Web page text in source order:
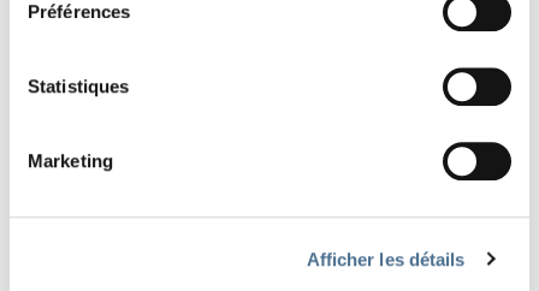
Préférences
Statistiques
Marketing
Afficher les détails